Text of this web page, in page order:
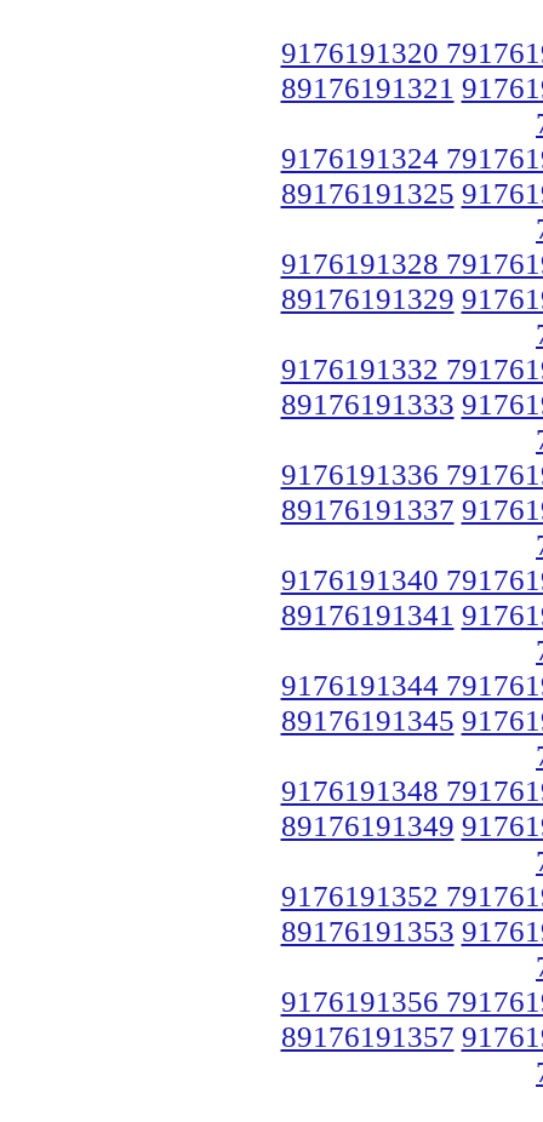
9176191320
89176191321
9176191324
89176191325
9176191328
89176191329
9176191332
89176191333
9176191336
89176191337
9176191340
89176191341
9176191344
89176191345
9176191348
89176191349
9176191352
89176191353
9176191356
89176191357